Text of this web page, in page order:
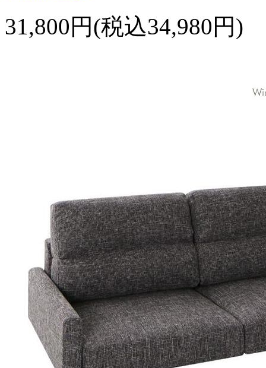
31,800円(税込34,980円)